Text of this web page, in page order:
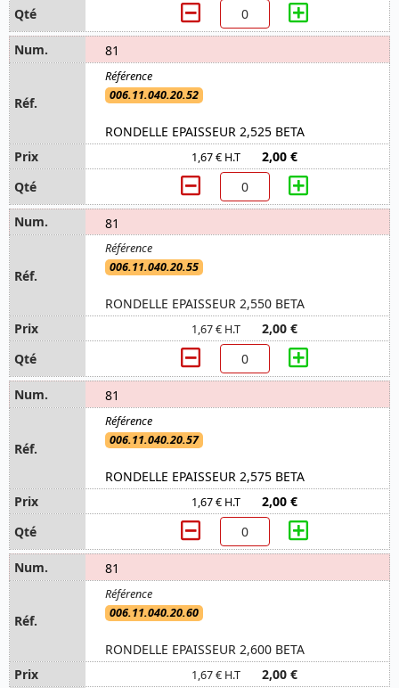
81
006.11.040.20.52
RONDELLE EPAISSEUR 2,525 BETA
1,67 € H.T 2,00 €
81
006.11.040.20.55
RONDELLE EPAISSEUR 2,550 BETA
1,67 € H.T 2,00 €
81
006.11.040.20.57
RONDELLE EPAISSEUR 2,575 BETA
1,67 € H.T 2,00 €
81
006.11.040.20.60
RONDELLE EPAISSEUR 2,600 BETA
1,67 € H.T 2,00 €